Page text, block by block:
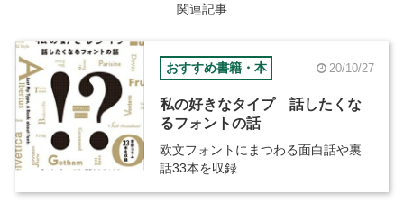
COLUMN
コラム
関連記事
おすすめ書籍・本 20/10/27
私の好きなタイプ 話したくな
るフォントの話
欧文フォントにまつわる面白話や裏
話33本を収録